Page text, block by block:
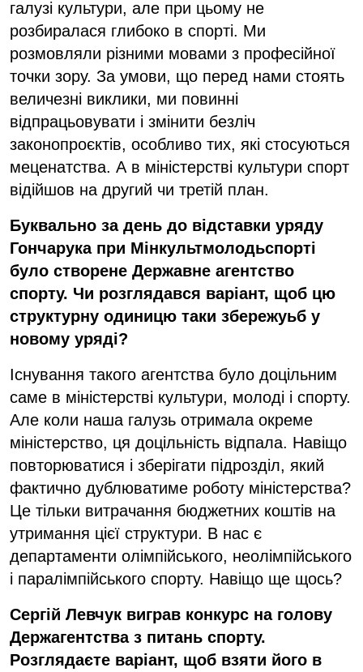
галузі культури, але при цьому не
розбиралася глибоко в спорті. Ми
розмовляли різними мовами з професійної
точки зору. За умови, що перед нами стоять
величезні виклики, ми повинні
відпрацьовувати і змінити безліч
законопроєктів, особливо тих, які стосуються
меценатства. А в міністерстві культури спорт
відійшов на другий чи третій план.
Буквально за день до відставки уряду
Гончарука при Мінкультмолодьспорті
було створене Державне агентство
спорту. Чи розглядався варіант, щоб цю
структурну одиницю таки збережуьб у
новому уряді?
Існування такого агентства було доцільним
саме в міністерстві культури, молоді і спорту.
Але коли наша галузь отримала окреме
міністерство, ця доцільність відпала. Навіщо
повторюватися і зберігати підрозділ, який
фактично дублюватиме роботу міністерства?
Це тільки витрачання бюджетних коштів на
утримання цієї структури. В нас є
департаменти олімпійського, неолімпійського
і паралімпійського спорту. Навіщо ще щось?
Сергій Левчук виграв конкурс на голову
Держагентства з питань спорту.
Розглядаєте варіант, щоб взяти його в